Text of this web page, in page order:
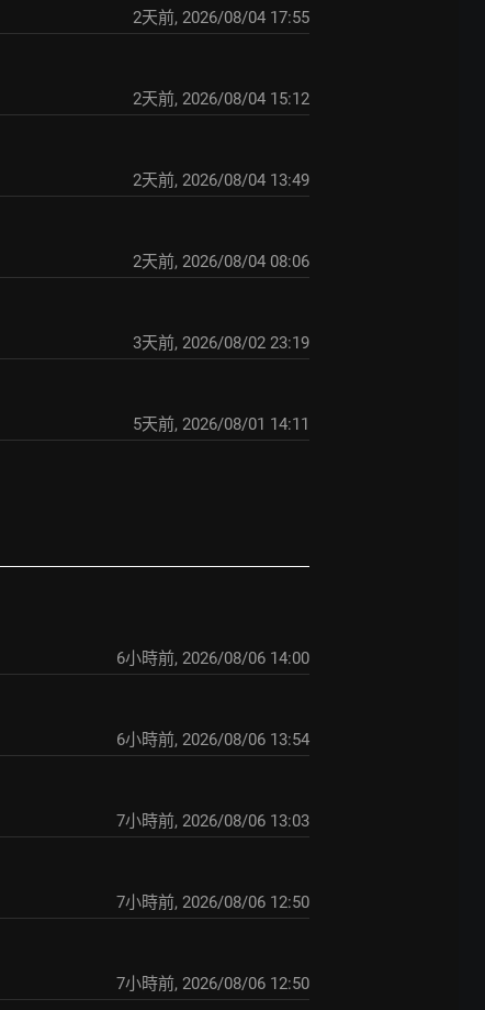
2天前, 2026/08/04 17:55
2天前, 2026/08/04 15:12
2天前, 2026/08/04 13:49
2天前, 2026/08/04 08:06
3天前, 2026/08/02 23:19
5天前, 2026/08/01 14:11
6小時前, 2026/08/06 14:00
6小時前, 2026/08/06 13:54
7小時前, 2026/08/06 13:03
7小時前, 2026/08/06 12:50
7小時前, 2026/08/06 12:50